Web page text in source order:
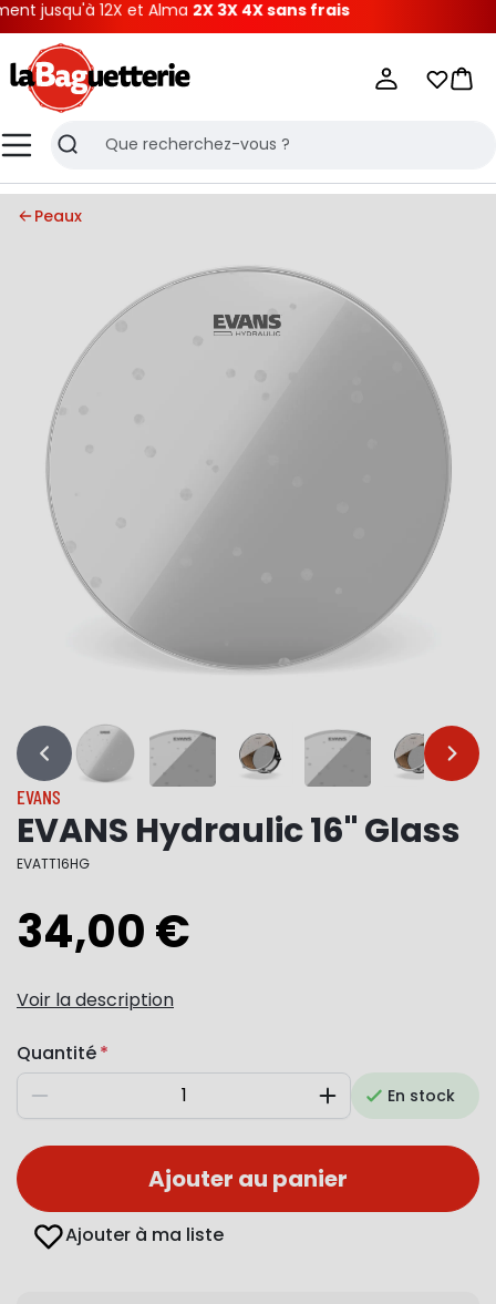
jusqu'à 12X et Alma2X 3X 4X sans frais
MenuRecherche
Mes
Peaux
… …
EVANS
EVANS Hydraulic 16" Glass
EVATT16HG
34,00 €
Voir la description
Quantité
Diminuer AugmenterEn stock
Ajouter au panier
Ajouter à ma liste